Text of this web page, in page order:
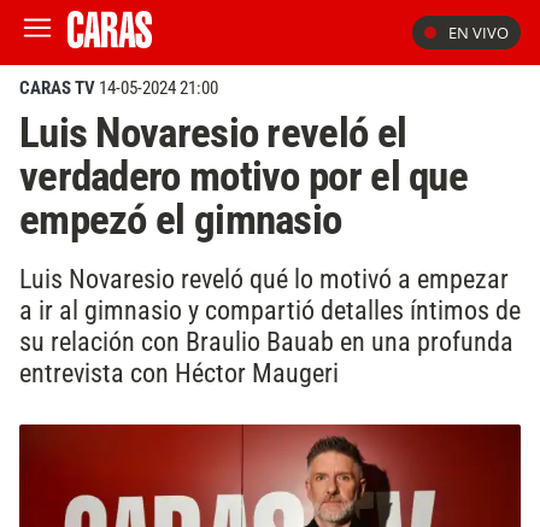
EN VIVO
CARAS TV 14-05-2024 21:00
Luis Novaresio reveló el
verdadero motivo por el que
empezó el gimnasio
Luis Novaresio reveló qué lo motivó a empezar
a ir al gimnasio y compartió detalles íntimos de
su relación con Braulio Bauab en una profunda
entrevista con Héctor Maugeri